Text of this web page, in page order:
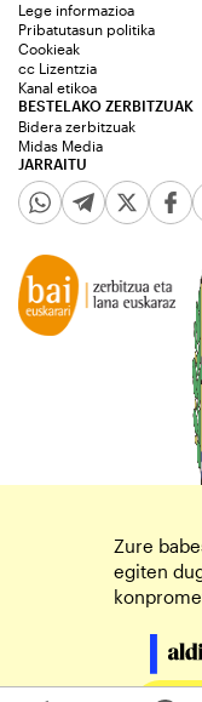
JARRAITU
Lege informazioa
Pribatutasun politika
Cookieak
cc Lizentzia
Kanal etikoa
BESTELAKO ZERBITZUAK
Bidera zerbitzuak
Midas Media
Zure
egiten